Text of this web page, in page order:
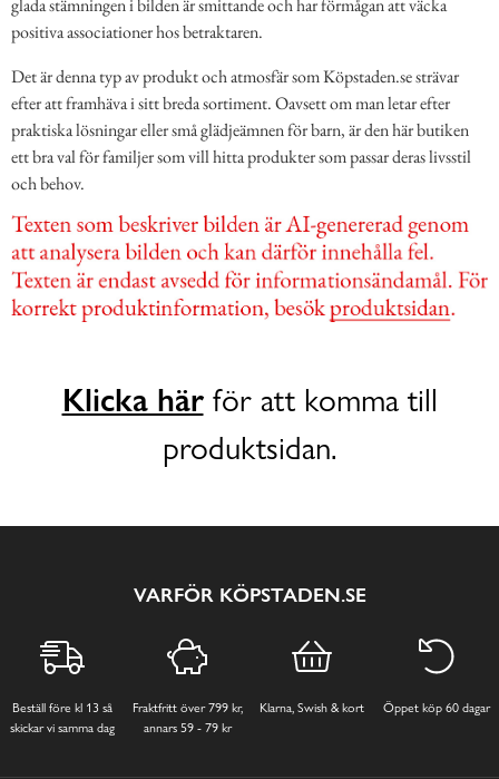
positiva associationer hos betraktaren.
Det är denna typ av produkt och atmosfär som Köpstaden.se strävar
efter att framhäva i sitt breda sortiment. Oavsett om man letar efter
praktiska lösningar eller små glädjeämnen för barn, är den här butiken
ett bra val för familjer som vill hitta produkter som passar deras livsstil
och behov.
Klicka härför att komma till
produktsidan.
VARFÖR KÖPSTADEN.SE
Beställ före kl 13 så
skickar vi samma dag
Fraktfritt över 799 kr,
annars 59 - 79 kr
Klarna, Swish & kort Öppet köp 60 dagar